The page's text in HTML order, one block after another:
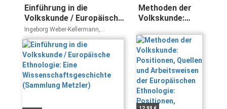
Einführung in die
Volkskunde / Europäische
Ethnologie: Eine
Wissenschaftsgeschichte
(Sammlung Metzler)
Ingeborg Weber-Kellermann,
Andreas C. Bimmer, Siegfried Becker
Methoden der
Volkskunde:
Quellen und
Arbeitsweisen
der
Europäischen
Ethnologie:
Positionen,
Quellen,